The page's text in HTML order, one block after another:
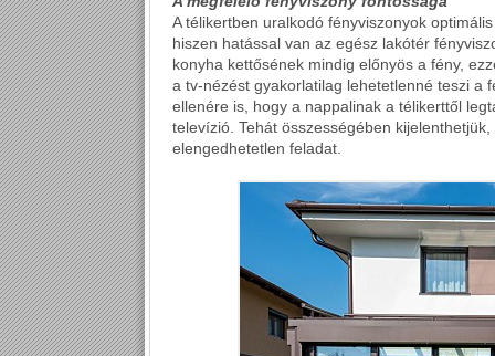
A télikertben uralkodó fényviszonyok
hiszen hatással van az egész lakótér
konyha kettősének mindig előnyös a fény,
a tv-nézést gyakorlatilag lehetetlenné teszi a
ellenére is, hogy a nappalinak a télikerttől
televízió. Tehát összességében
elengedhetetlen feladat.